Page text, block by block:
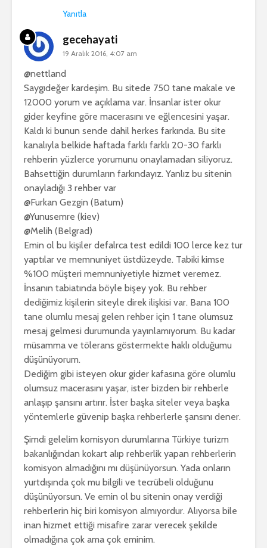
Yanıtla
gecehayati
19 Aralık 2016, 4:07 am
@nettland
Saygıdeğer kardeşim. Bu sitede 750 tane makale ve
12000 yorum ve açıklama var. İnsanlar ister okur
gider keyfine göre macerasını ve eğlencesini yaşar.
Kaldı ki bunun sende dahil herkes farkında. Bu site
kanalıyla belkide haftada farklı farklı 20-30 farklı
rehberin yüzlerce yorumunu onaylamadan siliyoruz.
Bahsettiğin durumların farkındayız. Yanlız bu sitenin
onayladığı 3 rehber var
@Furkan Gezgin (Batum)
@Yunusemre (kiev)
@Melih (Belgrad)
Emin ol bu kişiler defalrca test edildi 100 lerce kez tur
yaptılar ve memnuniyet üstdüzeyde. Tabiki kimse
%100 müşteri memnuniyetiyle hizmet veremez.
İnsanın tabiatında böyle bişey yok. Bu rehber
dediğimiz kişilerin siteyle direk ilişkisi var. Bana 100
tane olumlu mesaj gelen rehber için 1 tane olumsuz
mesaj gelmesi durumunda yayınlamıyorum. Bu kadar
müsamma ve tölerans göstermekte haklı olduğumu
düşünüyorum.
Dediğim gibi isteyen okur gider kafasına göre olumlu
olumsuz macerasını yaşar, ister bizden bir rehberle
anlaşıp şansını artırır. İster başka siteler veya başka
yöntemlerle güvenip başka rehberlerle şansını dener.
Şimdi gelelim komisyon durumlarına Türkiye turizm
bakanlığından kokart alıp rehberlik yapan rehberlerin
komisyon almadığını mı düşünüyorsun. Yada onların
yurtdışında çok mu bilgili ve tecrübeli olduğunu
düşünüyorsun. Ve emin ol bu sitenin onay verdiği
rehberlerin hiç biri komisyon almıyordur. Alıyorsa bile
inan hizmet ettiği misafire zarar verecek şekilde
olmadığına çok ama çok eminim.